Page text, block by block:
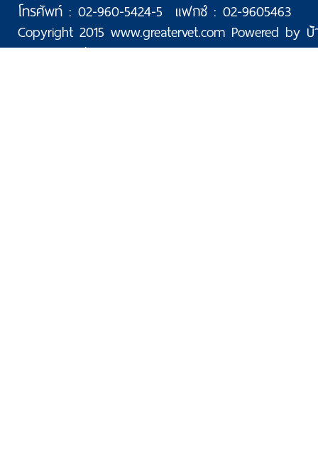
โทรศัพท์ : 02-960-5424-5 แฟกซ์ : 02-9605463
Copyright 2015 www.greatervet.com Powered by
Today: 127 | Total: 175,931